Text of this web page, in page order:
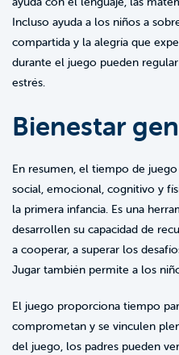
Incluso ayuda a los niños a
compartida y la alegría que
durante el juego pueden
estrés.
Bienestar
En resumen, el tiempo de
social, emocional, cognitivo y
la primera infancia. Es una
desarrollen su capacidad de
a cooperar, a superar los
Jugar también permite a los
El juego proporciona tiempo
comprometan y se vinculen
del juego, los padres pueden